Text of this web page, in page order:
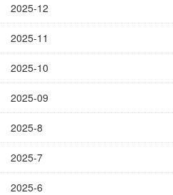
2025-12
2025-11
2025-10
2025-09
2025-8
2025-7
2025-6